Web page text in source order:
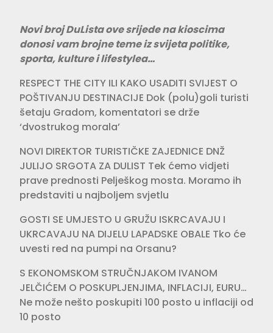
Novi broj DuLista ove srijede na kioscima
donosi vam brojne teme iz svijeta politike,
sporta, kulture i lifestylea…
RESPECT THE CITY ILI KAKO USADITI SVIJEST O
POŠTIVANJU DESTINACIJE Dok (polu)goli turisti
šetaju Gradom, komentatori se drže
‘dvostrukog morala’
NOVI DIREKTOR TURISTIČKE ZAJEDNICE DNŽ
JULIJO SRGOTA ZA DULIST Tek ćemo vidjeti
prave prednosti Pelješkog mosta. Moramo ih
predstaviti u najboljem svjetlu
GOSTI SE UMJESTO U GRUŽU ISKRCAVAJU I
UKRCAVAJU NA DIJELU LAPADSKE OBALE Tko će
uvesti red na pumpi na Orsanu?
S EKONOMSKOM STRUČNJAKOM IVANOM
JELČIĆEM O POSKUPLJENJIMA, INFLACIJI, EURU…
Ne može nešto poskupiti 100 posto u inflaciji od
10 posto